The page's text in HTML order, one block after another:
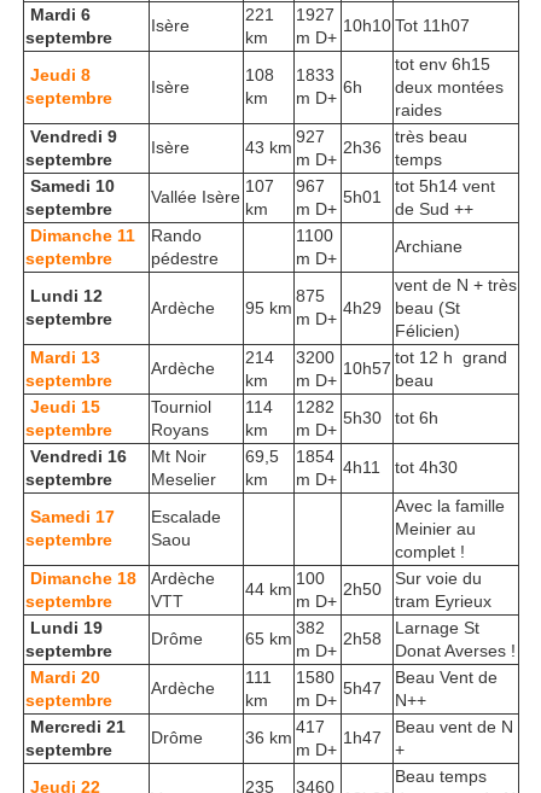
Mardi 6
septembre
Isère
221
km
1927
m D+
10h10 Tot 11h07
Jeudi 8
septembre
Isère
108
km
1833
m D+
6h
tot env 6h15
deux montées
raides
Vendredi 9
septembre
Isère 43 km
927
m D+
2h36
très beau
temps
Samedi 10
septembre
Vallée Isère
107
km
967
m D+
5h01
tot 5h14 vent
de Sud ++
Dimanche 11
septembre
Rando
pédestre
1100
m D+
Archiane
Lundi 12
septembre
Ardèche 95 km
875
m D+
4h29
vent de N + très
beau (St
Félicien)
Mardi 13
septembre
Ardèche
214
km
3200
m D+
10h57
tot 12 h grand
beau
Jeudi 15
septembre
Tourniol
Royans
114
km
1282
m D+
5h30
tot 6h
Vendredi 16
septembre
Mt Noir
Meselier
69,5
km
1854
m D+
4h11 tot 4h30
Samedi 17
septembre
Escalade
Saou
Avec la famille
Meinier au
complet !
Dimanche 18
septembre
Ardèche
VTT
44 km
100
m D+
2h50
Sur voie du
tram Eyrieux
Lundi 19
septembre
Drôme 65 km
382
m D+
2h58
Larnage St
Donat Averses !
Mardi 20
septembre
Ardèche
111
km
1580
m D+
5h47
Beau Vent de
N++
Mercredi 21
septembre
Drôme 36 km
417
m D+
1h47
Beau vent de N
+
Jeudi 22
235
3460
Beau temps